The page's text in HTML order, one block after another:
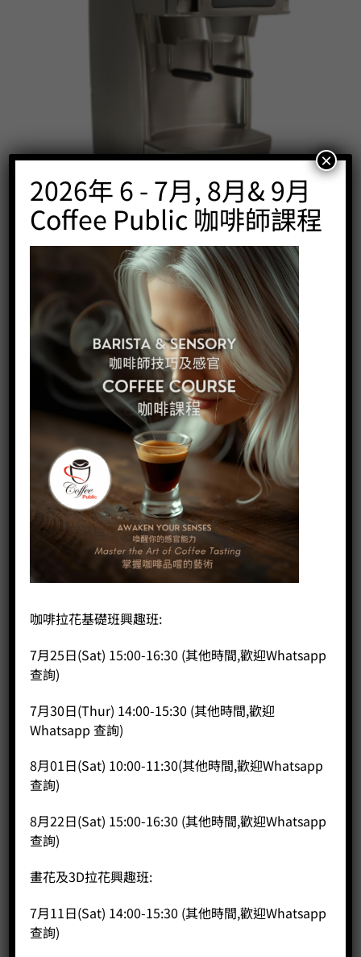
Forté AP
Price: HK$7,780.00
- +
BUY NOW
Forté BG
8,180.00
- +
2026年 6 - 7月, 8月& 9月
Coffee Public 咖啡師課程
咖啡拉花基礎班興趣班:
7月25日(Sat) 15:00-16:30 (其他時間,歡迎Whatsapp
查詢)
7月30日(Thur) 14:00-15:30 (其他時間,歡迎
Whatsapp 查詢)
8月01日(Sat) 10:00-11:30(其他時間,歡迎Whatsapp
查詢)
8月22日(Sat) 15:00-16:30 (其他時間,歡迎Whatsapp
查詢)
畫花及3D拉花興趣班:
7月11日(Sat) 14:00-15:30 (其他時間,歡迎Whatsapp
查詢)
×